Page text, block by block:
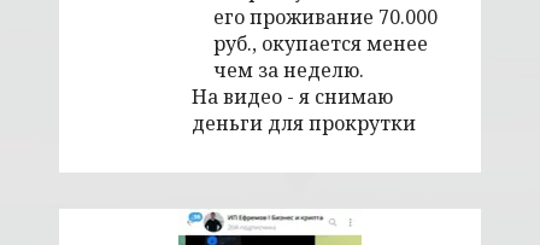
его проживание 70.000
руб., окупается менее
чем за неделю.
На видео - я снимаю
деньги для прокрутки